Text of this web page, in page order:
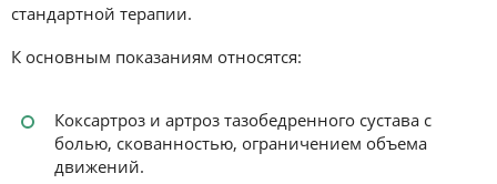
стандартной терапии.
К основным показаниям относятся:
Коксартроз и артроз тазобедренного сустава с
болью, скованностью, ограничением объема
движений.